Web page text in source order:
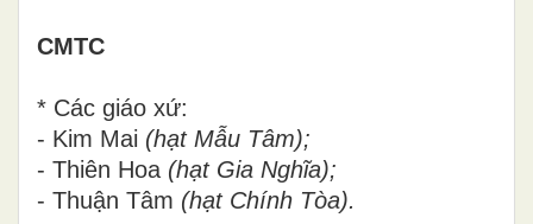
CMTC
* Các giáo xứ:
- Kim Mai (hạt Mẫu Tâm);
- Thiên Hoa (hạt Gia Nghĩa);
- Thuận Tâm (hạt Chính Tòa).